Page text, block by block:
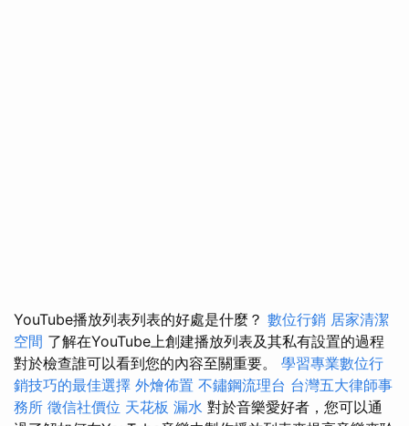
YouTube播放列表列表的好處是什麼？ 數位行銷 居家清潔
空間 了解在YouTube上創建播放列表及其私有設置的過程
對於檢查誰可以看到您的內容至關重要。 學習專業數位行
銷技巧的最佳選擇 外燴佈置 不鏽鋼流理台 台灣五大律師事
務所 徵信社價位 天花板 漏水 對於音樂愛好者，您可以通